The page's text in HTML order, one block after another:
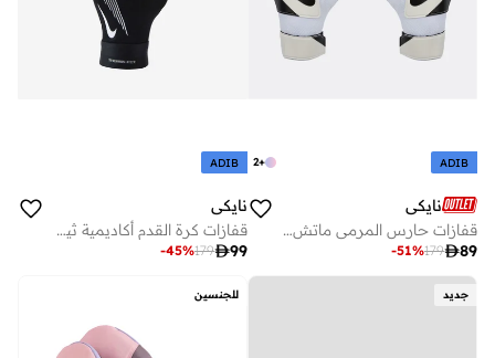
+
2 ADIB
نايكي
قفازات حارس المرمى ماتش للأطفال
89
179
-51%
ADIB
نايكي
قفازات كرة القدم أكاديمية ثيرما فيت للأطفال
99
179
-45%
جديد للجنسين